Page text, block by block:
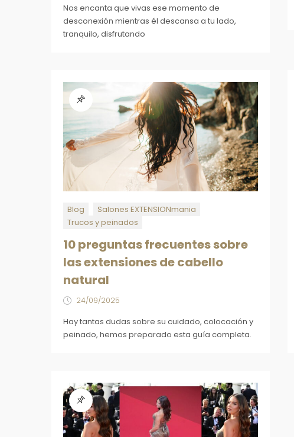
Nos encanta que vivas ese momento de
desconexión mientras él descansa a tu lado,
tranquilo, disfrutando
Blog
Salones EXTENSIONmania
Trucos y peinados
10 preguntas frecuentes sobre
las extensiones de cabello
natural
24/09/2025
Hay tantas dudas sobre su cuidado, colocación y
peinado, hemos preparado esta guía completa.